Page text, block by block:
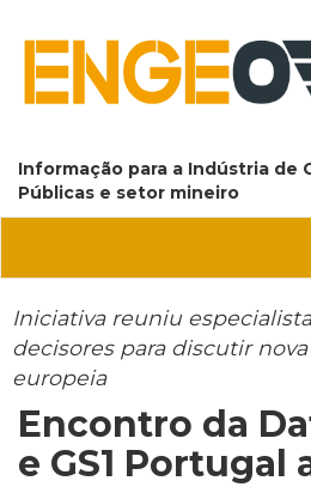
Informação para a Indústria de
Públicas e setor mineiro
Iniciativa reuniu
decisores para discutir
europeia
Encontro da
e GS1 Portugal